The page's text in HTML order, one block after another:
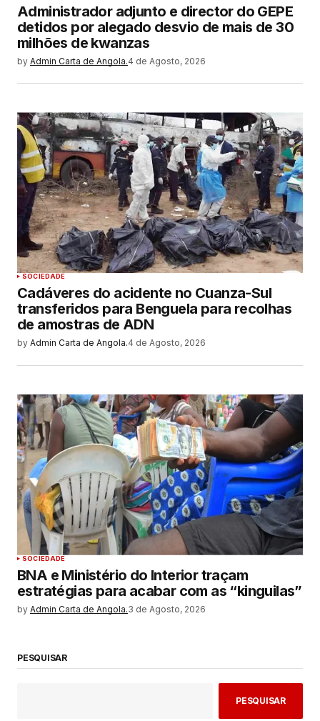
Administrador adjunto e director do GEPE
detidos por alegado desvio de mais de 30
milhões de kwanzas
by Admin Carta de Angola.4 de Agosto, 2026
SOCIEDADE
Cadáveres do acidente no Cuanza-Sul
transferidos para Benguela para recolhas
de amostras de ADN
by Admin Carta de Angola.4 de Agosto, 2026
SOCIEDADE
BNA e Ministério do Interior traçam
estratégias para acabar com as “kinguilas”
by Admin Carta de Angola.3 de Agosto, 2026
PESQUISAR
PESQUISAR